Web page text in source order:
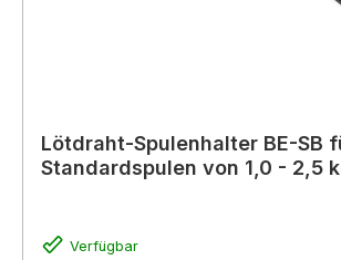
Lötdraht-Spulenhalter BE-SB
Standardspulen von 1,0 - 2,5
Verfügbar